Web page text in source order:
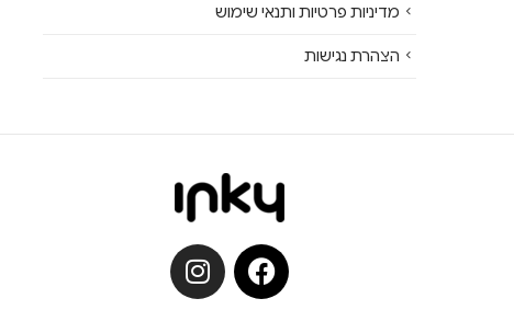
מדיניות פרטיות ותנאי שימוש
הצהרת נגישות